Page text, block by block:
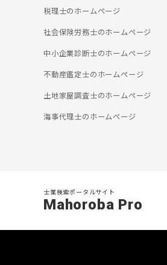
税理士のホームぺージ
社会保険労務士のホームぺージ
中小企業診断士のホームぺージ
不動産鑑定士のホームぺージ
土地家屋調査士のホームぺージ
海事代理士のホームぺージ
士業検索ポータルサイト
Mahoroba Pro